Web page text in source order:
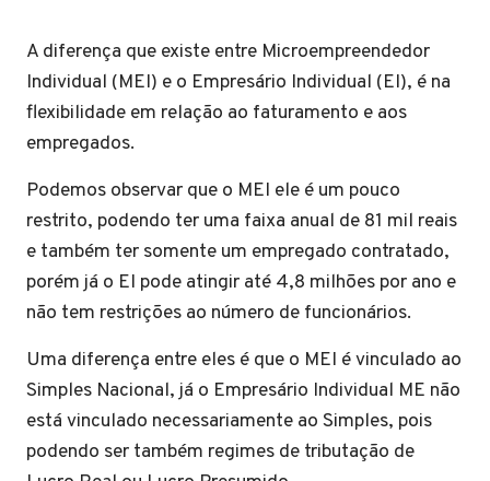
A diferença que existe entre Microempreendedor
Individual (MEI) e o Empresário Individual (EI), é na
flexibilidade em relação ao faturamento e aos
empregados.
Podemos observar que o MEI ele é um pouco
restrito, podendo ter uma faixa anual de 81 mil reais
e também ter somente um empregado contratado,
porém já o EI pode atingir até 4,8 milhões por ano e
não tem restrições ao número de funcionários.
Uma diferença entre eles é que o MEI é vinculado ao
Simples Nacional, já o Empresário Individual ME não
está vinculado necessariamente ao Simples, pois
podendo ser também regimes de tributação de